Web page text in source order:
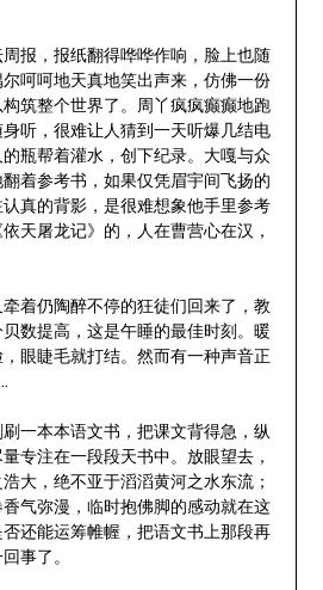
报，报纸翻得哗哗作响，脸上也随
呵呵地天真地笑出声来，仿佛一份
筑整个世界了。周丫疯疯癫癫地跑
听，很难让人猜到一天听爆几结电
瓶帮着灌水，创下纪录。大嘎与众
着参考书，如果仅凭眉宇间飞扬的
真的背影，是很难想象他手里参考
天屠龙记》的，人在曹营心在汉，
着仍陶醉不停的狂徒们回来了，教
数提高，这是午睡的最佳时刻。暖
眼睫毛就打结。然而有一种声音正
一本本语文书，把课文背得急，纵
专注在一段段天书中。放眼望去，
大，绝不亚于滔滔黄河之水东流；
气弥漫，临时抱佛脚的感动就在这
还能运筹帷幄，把语文书上那段再
事了。